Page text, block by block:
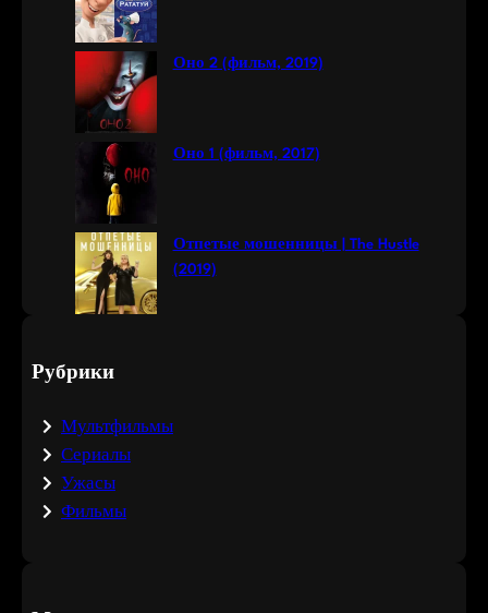
Оно 2 (фильм, 2019)
Оно 1 (фильм, 2017)
Отпетые мошенницы | The Hustle
(2019)
Рубрики
Мультфильмы
Сериалы
Ужасы
Фильмы